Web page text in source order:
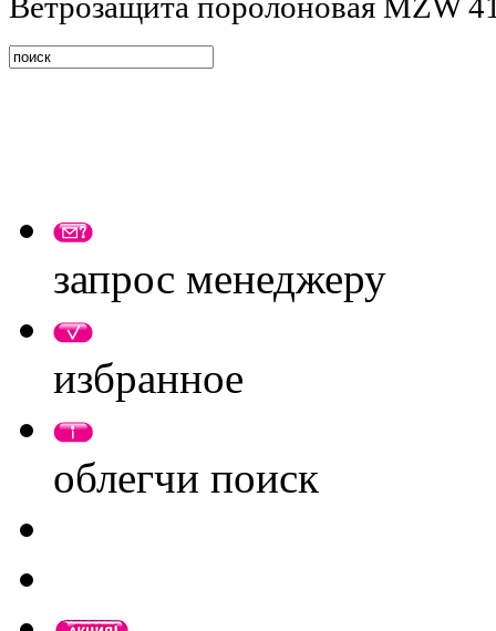
запрос менеджеру
избранное
облегчи поиск